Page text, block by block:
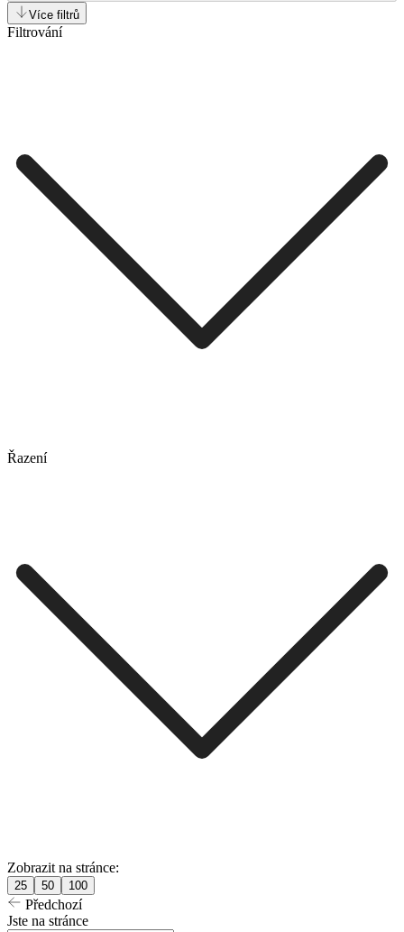
Více filtrů
Filtrování
Řazení
Zobrazit na stránce:
25 50 100
Předchozí
Jste na stránce